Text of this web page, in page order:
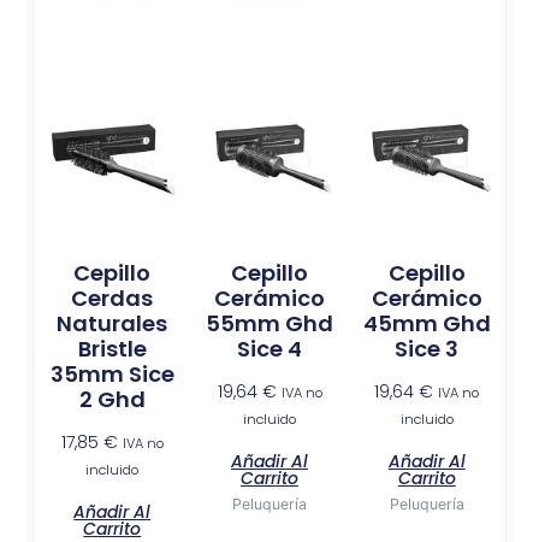
Cepillo
Cerdas
Naturales
Bristle
35mm Sice
2 Ghd
17,85 € IVA no
incluido
Añadir Al
Carrito
Cepillo
Cerámico
55mm Ghd
Sice 4
19,64 € IVA no
incluido
Añadir Al
Carrito
Peluquería
Cepillo
Cerámico
45mm Ghd
Sice 3
19,64€ IVA no
incluido
Añadir Al
Carrito
Peluquería